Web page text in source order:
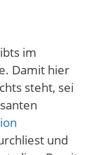
im
Damit hier
steht, sei
und